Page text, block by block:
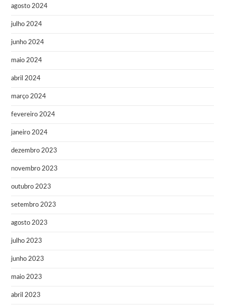
agosto 2024
julho 2024
junho 2024
maio 2024
abril 2024
março 2024
fevereiro 2024
janeiro 2024
dezembro 2023
novembro 2023
outubro 2023
setembro 2023
agosto 2023
julho 2023
junho 2023
maio 2023
abril 2023